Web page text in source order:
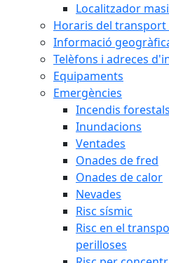
Localitzador
Horaris del transport
Informació
Telèfons i adreces
Equipaments
Emergències
Incendis forestals
Inundacions
Ventades
Onades de fred
Onades de calor
Nevades
Risc sísmic
Risc en el
perilloses